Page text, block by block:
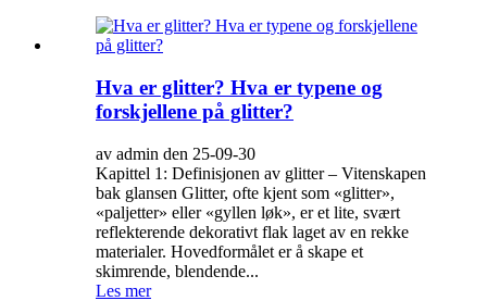
Hva er glitter? Hva er typene og
forskjellene på glitter?
av admin den 25-09-30
Kapittel 1: Definisjonen av glitter – Vitenskapen
bak glansen Glitter, ofte kjent som «glitter»,
«paljetter» eller «gyllen løk», er et lite, svært
reflekterende dekorativt flak laget av en rekke
materialer. Hovedformålet er å skape et
skimrende, blendende...
Les mer